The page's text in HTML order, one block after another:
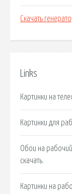
Скачать
Links
Картинки на
Картинки для
Обои на рабочий
скачать.
Картинки на